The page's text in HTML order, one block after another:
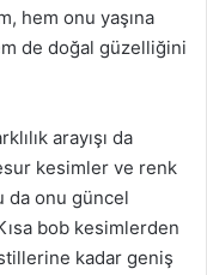
hem onu yaşına
de doğal güzelliğini
arayışı da
kesimler ve renk
da onu güncel
bob kesimlerden
kadar geniş